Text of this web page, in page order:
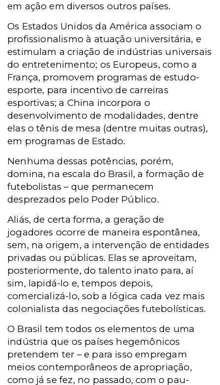
em ação em diversos outros países.
Os Estados Unidos da América associam o
profissionalismo à atuação universitária, e
estimulam a criação de indústrias universais
do entretenimento; os Europeus, como a
França, promovem programas de estudo-
esporte, para incentivo de carreiras
esportivas; a China incorpora o
desenvolvimento de modalidades, dentre
elas o tênis de mesa (dentre muitas outras),
em programas de Estado.
Nenhuma dessas potências, porém,
domina, na escala do Brasil, a formação de
futebolistas – que permanecem
desprezados pelo Poder Público.
Aliás, de certa forma, a geração de
jogadores ocorre de maneira espontânea,
sem, na origem, a intervenção de entidades
privadas ou públicas. Elas se aproveitam,
posteriormente, do talento inato para, aí
sim, lapidá-lo e, tempos depois,
comercializá-lo, sob a lógica cada vez mais
colonialista das negociações futebolísticas.
O Brasil tem todos os elementos de uma
indústria que os países hegemônicos
pretendem ter – e para isso empregam
meios contemporâneos de apropriação,
como já se fez, no passado, com o pau-